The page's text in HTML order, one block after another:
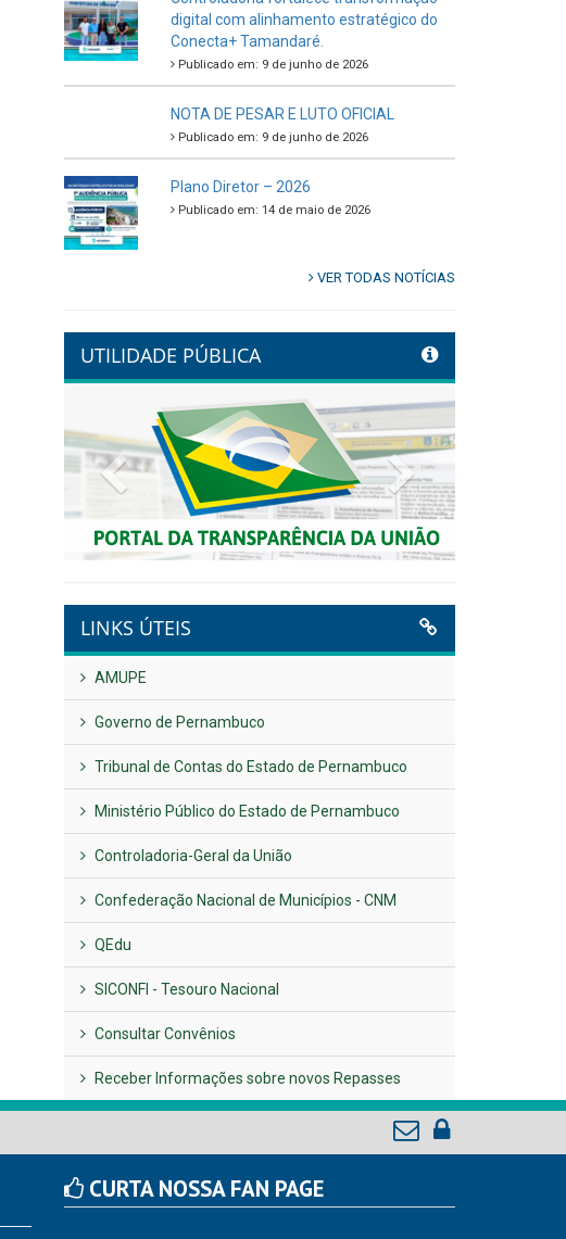
digital com alinhamento estratégico do
Conecta+ Tamandaré.
Publicado em: 9 de junho de 2026
NOTA DE PESAR E LUTO OFICIAL
Publicado em: 9 de junho de 2026
Plano Diretor – 2026
Publicado em: 14 de maio de 2026
VER TODAS NOTÍCIAS
UTILIDADE PÚBLICA
Previous Next
LINKS ÚTEIS
AMUPE
Governo de Pernambuco
Tribunal de Contas do Estado de Pernambuco
Ministério Público do Estado de Pernambuco
Controladoria-Geral da União
Confederação Nacional de Municípios - CNM
QEdu
SICONFI - Tesouro Nacional
Consultar Convênios
Receber Informações sobre novos Repasses
CURTA NOSSA FAN PAGE